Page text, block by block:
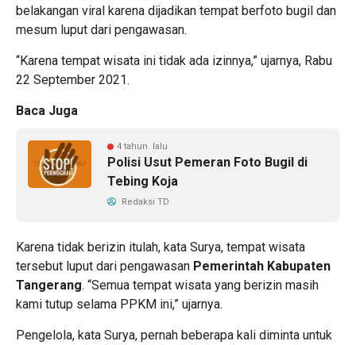
belakangan viral karena dijadikan tempat berfoto bugil dan
mesum luput dari pengawasan.
“Karena tempat wisata ini tidak ada izinnya,” ujarnya, Rabu
22 September 2021.
Baca Juga
4 tahun lalu
Polisi Usut Pemeran Foto Bugil di
Tebing Koja
Redaksi TD
Karena tidak berizin itulah, kata Surya, tempat wisata
tersebut luput dari pengawasan Pemerintah Kabupaten
Tangerang. “Semua tempat wisata yang berizin masih
kami tutup selama PPKM ini,” ujarnya.
Pengelola, kata Surya, pernah beberapa kali diminta untuk